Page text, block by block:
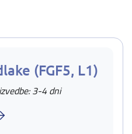
(FGF5, L1)
3-4 dni